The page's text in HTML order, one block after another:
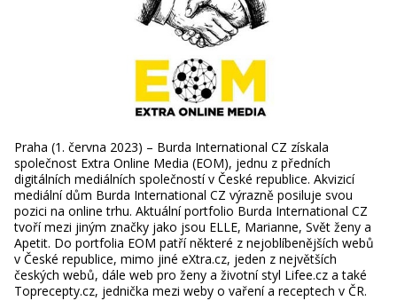
Praha (1. června 2023) – Burda International CZ získala
společnost Extra Online Media (EOM), jednu z předních
digitálních mediálních společností v České republice. Akvizicí
mediální dům Burda International CZ výrazně posiluje svou
pozici na online trhu. Aktuální portfolio Burda International CZ
tvoří mezi jiným značky jako jsou ELLE, Marianne, Svět ženy a
Apetit. Do portfolia EOM patří některé z nejoblíbenějších webů
v České republice, mimo jiné eXtra.cz, jeden z největších
českých webů, dále web pro ženy a životní styl Lifee.cz a také
Toprecepty.cz, jednička mezi weby o vaření a receptech v ČR.